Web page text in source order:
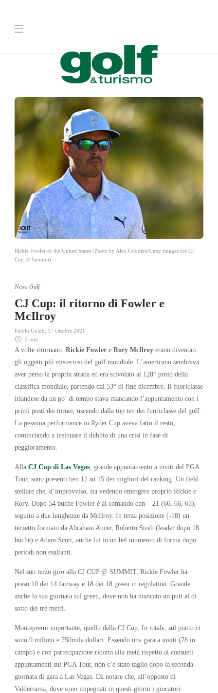
Rickie Fowler of the United States (Photo by Alex Goodlett/Getty Images for CJ
Cup @ Summit)
News Golf
CJ Cup: il ritorno di Fowler e
McIlroy
Fulvio Golob
17 Ottobre 2021
2 min
A volte ritornano. Rickie Fowler e Rory McIlroy erano diventati
gli oggetti più misteriosi del golf mondiale. L’americano sembrava
aver perso la propria strada ed era scivolato al 128° posto della
classifica mondiale, partendo dal 53° di fine dicembre. Il fuoriclasse
irlandese da un po’ di tempo stava mancando l’appuntamento con i
primi posti dei tornei, uscendo dalla top ten dei fuoriclasse del golf.
La pessima performance in Ryder Cup aveva fatto il resto,
cominciando a insinuare il dubbio di una crisi in fase di
peggioramento.
Alla CJ Cup di Las Vegas , grande appuntamento a inviti del PGA
Tour, sono presenti ben 12 su 15 dei migliori del ranking. Un field
stellare che, d’improvviso, sta vedendo emergere proprio Rickie e
Rory. Dopo 54 buche Fowler è al comando con – 21 (66, 66, 63),
seguito a due lunghezze da McIlroy. In terza posizione (-18) un
terzetto formato da Abraham Ancer, Roberto Streb (leader dopo 18
buche) e Adam Scott, anche lui in un bel momento di forma dopo
periodi non esaltanti.
Nel suo terzo giro alla CJ CUP @ SUMMIT, Rickie Fowler ha
preso 10 dei 14 fairway e 18 dei 18 green in regulation. Grande
anche la sua giornata sul green, dove non ha mancato un putt al di
sotto dei tre metri.
Montepremi importante, quello della CJ Cup. In totale, sul piatto ci
sono 9 milioni e 750mila dollari. Essendo una gara a inviti (78 in
campo) e con partecipazione ridotta alla metà rispetto ai consueti
appuntamenti sul PGA Tour, non c’è stato taglio dopo la seconda
giornata di gara a Las Vegas. Da notare che, all’opposto di
Valderrama, dove sono impegnati in questi giorni i giocatori